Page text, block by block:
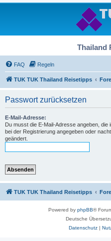
Thailand
FAQ Regeln
TUK TUK Thailand Reisetipps
Passwort zurücksetzen
E-Mail-Adresse:
Du musst die E-Mail-Adresse angeben, die
bei der Registrierung angegeben oder
geändert.
TUK TUK Thailand Reisetipps
Powered by phpBB®
Deutsche
Datenschutz|